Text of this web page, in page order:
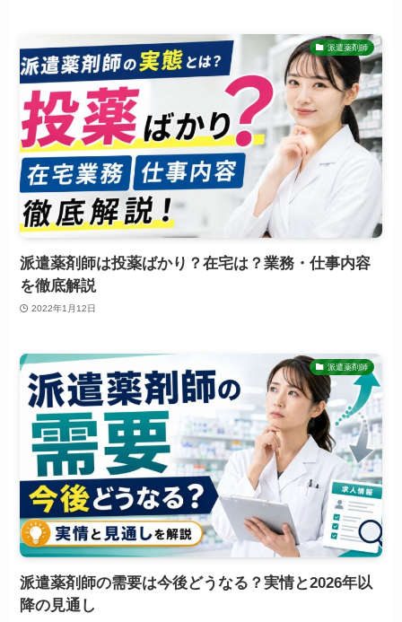
派遣薬剤師
派遣薬剤師は投薬ばかり？在宅は？業務・仕事内容
を徹底解説
2022年1月12日
派遣薬剤師
派遣薬剤師の需要は今後どうなる？実情と2026年以
降の見通し